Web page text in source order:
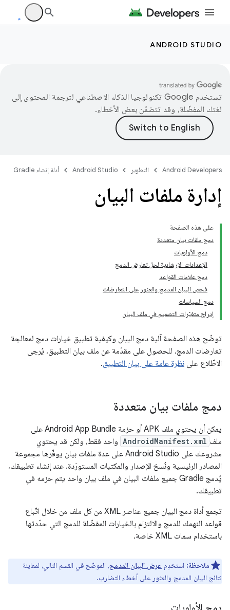
ANDROID STUDIO
تستخدم Google تكنولوجيا الذكاء الاصطناعي لترجمة المحتوى إلى
لغتك المفضّلة، وقد تتضمّن بعض الأخطاء.
Android Developers التطوير Android Studio أدلة إنشاء Gradle
إدارة ملفات البيان
على هذه الصفحة
دمج ملفات بيان متعددة
دمج الأولويات
الإعدادات الإرشادية لحل تعارض الدمج
دمج علامات القواعد
فحص البيان المدمج والعثور على التعارضات
دمج السياسات
إدراج متغيّرات التصميم في ملف البيان
توضّح هذه الصفحة آلية دمج البيان وكيفية تطبيق خيارات دمج لمعالجة
تعارضات الدمج. للحصول على مقدّمة عن ملف بيان التطبيق، يُرجى
الاطّلاع على نظرة عامة على بيان التطبيق.
دمج ملفات بيان متعددة
يمكن أن يحتوي ملف APK أو حزمة Android App Bundle على
ملف AndroidManifest.xml واحد فقط، ولكن قد يحتوي
مشروعك على Android Studio على عدة ملفات بيان يوفّرها مجموعة
المصادر الرئيسية ونُسخ الإصدار والمكتبات المستورَدة. عند إنشاء تطبيقك،
يُدمج Gradle جميع ملفات البيان في ملف بيان واحد يتم حزمه في
تطبيقك.
تجمع أداة دمج البيان جميع عناصر XML من كل ملف من خلال اتّباع
قواعد النهمك للدمج والالتزام بالخيارات المفضّلة للدمج التي حدّدتها
باستخدام سمات XML خاصة.
ملاحظة: استخدِم عرض البيان المدمج، الموضّح في القسم التالي، لمعاينة
نتائج البيان المدمج والعثور على أخطاء التضارب.